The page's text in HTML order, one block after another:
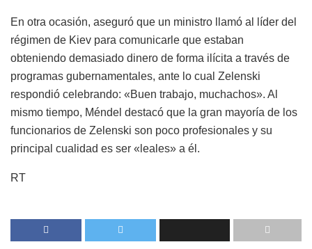
En otra ocasión, aseguró que un ministro llamó al líder del
régimen de Kiev para comunicarle que estaban
obteniendo demasiado dinero de forma ilícita a través de
programas gubernamentales, ante lo cual Zelenski
respondió celebrando: «Buen trabajo, muchachos». Al
mismo tiempo, Méndel destacó que la gran mayoría de los
funcionarios de Zelenski son poco profesionales y su
principal cualidad es ser «leales» a él.
RT